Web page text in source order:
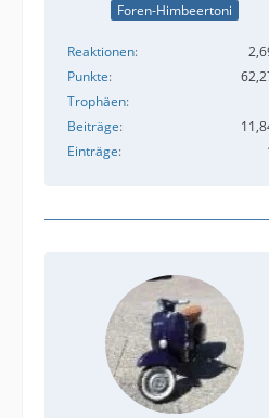
Foren-Himbeertoni
Reaktionen
Punkte
Trophäen
Beiträge
Einträge